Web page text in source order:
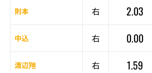
則本 右 2.03
中込 右 0.00
渡辺翔 右 1.59